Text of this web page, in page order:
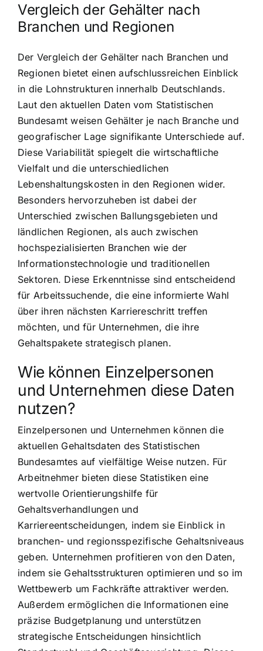
Vergleich der Gehälter nach
Branchen und Regionen
Der Vergleich der Gehälter nach Branchen und
Regionen bietet einen aufschlussreichen Einblick
in die Lohnstrukturen innerhalb Deutschlands.
Laut den aktuellen Daten vom Statistischen
Bundesamt weisen Gehälter je nach Branche und
geografischer Lage signifikante Unterschiede auf.
Diese Variabilität spiegelt die wirtschaftliche
Vielfalt und die unterschiedlichen
Lebenshaltungskosten in den Regionen wider.
Besonders hervorzuheben ist dabei der
Unterschied zwischen Ballungsgebieten und
ländlichen Regionen, als auch zwischen
hochspezialisierten Branchen wie der
Informationstechnologie und traditionellen
Sektoren. Diese Erkenntnisse sind entscheidend
für Arbeitssuchende, die eine informierte Wahl
über ihren nächsten Karriereschritt treffen
möchten, und für Unternehmen, die ihre
Gehaltspakete strategisch planen.
Wie können Einzelpersonen
und Unternehmen diese Daten
nutzen?
Einzelpersonen und Unternehmen können die
aktuellen Gehaltsdaten des Statistischen
Bundesamtes auf vielfältige Weise nutzen. Für
Arbeitnehmer bieten diese Statistiken eine
wertvolle Orientierungshilfe für
Gehaltsverhandlungen und
Karriereentscheidungen, indem sie Einblick in
branchen- und regionsspezifische Gehaltsniveaus
geben. Unternehmen profitieren von den Daten,
indem sie Gehaltsstrukturen optimieren und so im
Wettbewerb um Fachkräfte attraktiver werden.
Außerdem ermöglichen die Informationen eine
präzise Budgetplanung und unterstützen
strategische Entscheidungen hinsichtlich